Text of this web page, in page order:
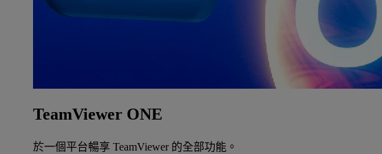
TeamViewer ONE
於一個平台暢享 TeamViewer 的全部功能。